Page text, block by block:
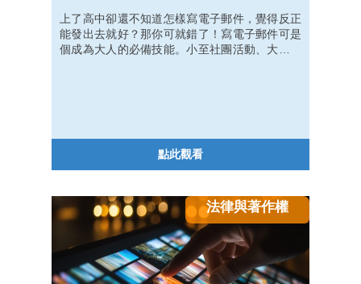
上了高中卻還不知道怎樣寫電子郵件，覺得反正
能發出去就好？那你可就錯了！寫電子郵件可是
個成為大人的必備技能。小至社團活動、大至工
點此觀看
法律與著作權